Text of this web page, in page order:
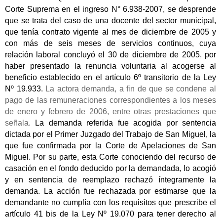
Corte Suprema en el ingreso N° 6.938-2007, se desprende
que se trata del caso de una docente del sector municipal,
que tenía contrato vigente al mes de diciembre de 2005 y
con más de seis meses de servicios continuos, cuya
relación laboral concluyó el 30 de diciembre de 2005, por
haber presentado la renuncia voluntaria al acogerse al
beneficio establecido en el artículo 6º transitorio de la Ley
Nº 19.933. La actora demanda, a fin de que se condene al
pago de las remuneraciones correspondientes a los meses
de enero y febrero de 2006, entre otras prestaciones que
señala.
La demanda referida fue acogida por sentencia
dictada por el Primer Juzgado del Trabajo de San Miguel, la
que fue confirmada por la Corte de Apelaciones de San
Miguel. Por su parte, esta Corte conociendo del recurso de
casación en el fondo deducido por la demandada, lo acogió
y en sentencia de reemplazo rechazó íntegramente la
demanda. La acción fue rechazada por estimarse que la
demandante no cumplía con los requisitos que prescribe el
artículo 41 bis de la Ley Nº 19.070 para tener derecho al